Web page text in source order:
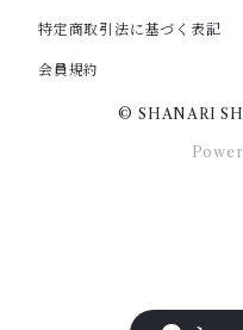
特定商取引法に基づく表記
会員規約
© SHANARI